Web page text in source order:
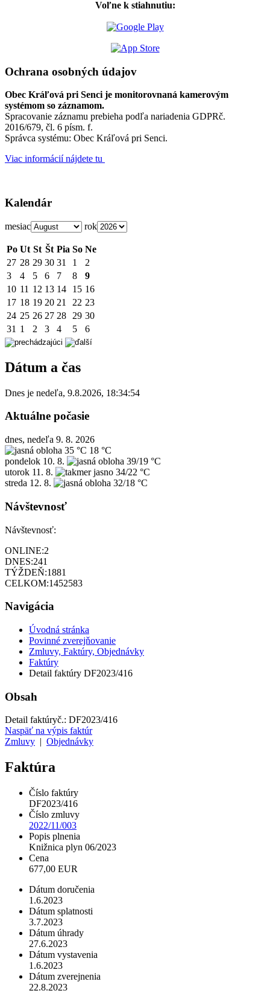
Voľne k stiahnutiu:
Ochrana osobných údajov
Obec Kráľová pri Senci je monitorovnaná kamerovým
systémom so záznamom.
Spracovanie záznamu prebieha podľa nariadenia GDPRč.
2016/679, čl. 6 písm. f.
Správca systému: Obec Kráľová pri Senci.
Viac informácií nájdete tu
Kalendár
mesiac rok
Po Ut St Št Pia So Ne
27 28 29 30 31 1
2
3
4 5 6 7 8
9
10 11 12 13 14 15 16
17 18 19 20 21 22 23
24 25 26 27 28 29 30
31 1 2 3 4 5 6
Dátum a čas
Dnes je nedeľa, 9.8.2026, 18:34:54
Aktuálne počasie
dnes, nedeľa 9. 8. 2026
35 °C 18 °C
pondelok 10. 8.
39/19 °C
utorok 11. 8.
34/22 °C
streda 12. 8. 32/18 °C
Návštevnosť
Návštevnosť:
ONLINE:2
DNES:241
TÝŽDEŇ:1881
CELKOM:1452583
Navigácia
Úvodná stránka
Povinné zverejňovanie
Zmluvy, Faktúry, Objednávky
Faktúry
Detail faktúry DF2023/416
Obsah
Detail faktúryč.: DF2023/416
Naspäť na výpis faktúr
Zmluvy
Objednávky
Faktúra
Číslo faktúry
DF2023/416
Číslo zmluvy
2022/11/003
Popis plnenia
Knižnica plyn 06/2023
Cena
677,00 EUR
Dátum doručenia
1.6.2023
Dátum splatnosti
3.7.2023
Dátum úhrady
27.6.2023
Dátum vystavenia
1.6.2023
Dátum zverejnenia
22.8.2023